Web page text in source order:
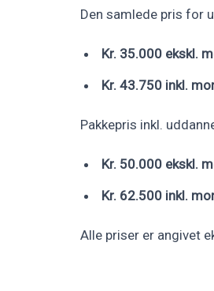
Den samlede pris for
Kr. 35.000 ekskl.
Kr. 43.750 inkl.
Pakkepris inkl.
Kr. 50.000 ekskl.
Kr. 62.500 inkl.
Alle priser er angivet